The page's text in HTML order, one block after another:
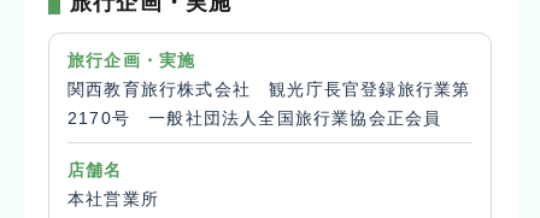
旅行企画・実施
関西教育旅行株式会社 観光庁長官登録旅行業第
2170号 一般社団法人全国旅行業協会正会員
店舗名
本社営業所